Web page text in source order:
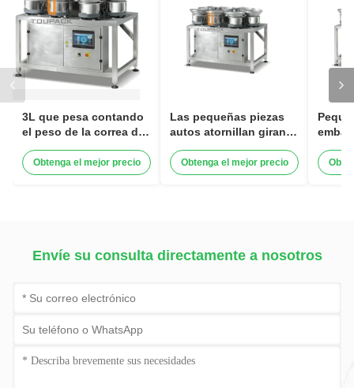
3L que pesa contando
el peso de la correa del
vibrador de la máquina
que clasifica el equipo
Obtenga el mejor precio
Las pequeñas piezas
autos atornillan giran la
vibración de las nueces
que cuenta la máquina
Obtenga el mejor precio
que
Envíe su consulta directamente a nosotros